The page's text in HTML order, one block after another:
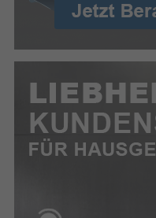
Eierablage
Anzahl der Gemüseschubladen
Abtauautomatik (Kühleinheit)
Innenbeleuchtung Kühleinheit